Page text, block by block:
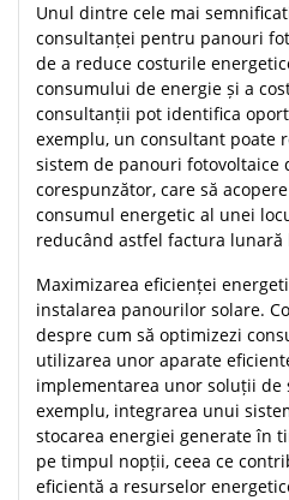
Unul dintre cele mai
consultanței pentru panouri
de a reduce costurile
consumului de energie și a
consultanții pot identifica
exemplu, un consultant poate
sistem de panouri fotovoltaice
corespunzător, care să
consumul energetic al unei
reducând astfel factura lunară
Maximizarea eficienței
instalarea panourilor solare.
despre cum să optimizezi
utilizarea unor aparate
implementarea unor soluții de
exemplu, integrarea unui
stocarea energiei generate în
pe timpul nopții, ceea ce
eficientă a resurselor